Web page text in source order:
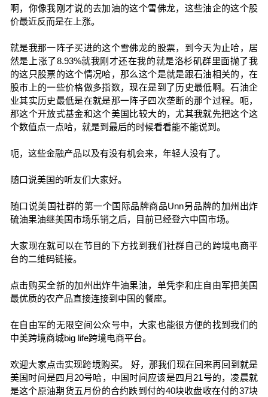
啊，你像我刚才说的去加油的这个雪佛龙，这些油企的这个股
价最近反而是在上涨。
就是我那一阵子买进的这个雪佛龙的股票，到今天为止哈，居
然是上涨了8.93%就我刚才还在我的就是洛杉矶群里面抛了我
的这只股票的这个情况哈，那么这个是就是跟石油相关的，在
股市上的一些价格做多指数，现在是到了历史最低啊。石油企
业其实历史最低是在就是那一阵子四次垄断的那个过程。呃，
那这个开放式基金和这个美国比较大的，尤其我就先把这个这
个数值点一点哈，就是到最后的时候看看能不能说到。
呃，这些金融产品以及有没有机会来，年轻人没有了。
随口说美国的听友们大家好。
随口说美国社群的第一个国际品牌商品Unn另品牌的加州出炸
硫油果油继美国市场乐销之后，目前已经登六中国市场。
大家现在就可以在节目的下方找到我们社群自己的跨境电商平
台的二维码链接。
点击购买全新的加州出炸牛油果油，单凭李和庄自由军把美国
最优质的农产品直接连接到中国的餐座。
在自由军的无限空间公众号中，大家也能很方便的找到我们的
中美跨境商城big life跨境电商平台。
欢迎大家点击实现跨境购买。 好，那我们现在回来再回到就是
美国时间是四月20号哈，中国时间应该是四月21号的，凌晨就
是这个原油期货五月份的合约跌到付的40块收盘收在付的37块